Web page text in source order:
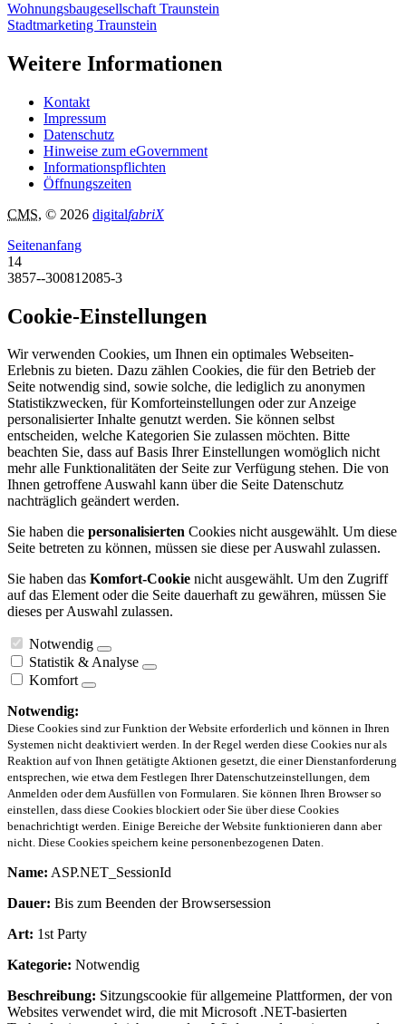
Wohnungsbaugesellschaft Traunstein
Stadtmarketing Traunstein
Weitere Informationen
Kontakt
Impressum
Datenschutz
Hinweise zum eGovernment
Informationspflichten
Öffnungszeiten
CMS, © 2026 digitalfabriX
Seitenanfang
14
3857--300812085-3
Cookie-Einstellungen
Wir verwenden Cookies, um Ihnen ein optimales Webseiten-
Erlebnis zu bieten. Dazu zählen Cookies, die für den Betrieb der
Seite notwendig sind, sowie solche, die lediglich zu anonymen
Statistikzwecken, für Komforteinstellungen oder zur Anzeige
personalisierter Inhalte genutzt werden. Sie können selbst
entscheiden, welche Kategorien Sie zulassen möchten. Bitte
beachten Sie, dass auf Basis Ihrer Einstellungen womöglich nicht
mehr alle Funktionalitäten der Seite zur Verfügung stehen. Die von
Ihnen getroffene Auswahl kann über die Seite Datenschutz
nachträglich geändert werden.
Sie haben die personalisierten Cookies nicht ausgewählt. Um diese
Seite betreten zu können, müssen sie diese per Auswahl zulassen.
Sie haben das Komfort-Cookie nicht ausgewählt. Um den Zugriff
auf das Element oder die Seite dauerhaft zu gewähren, müssen Sie
dieses per Auswahl zulassen.
Notwendig
Statistik & Analyse
Komfort
Notwendig:
Diese Cookies sind zur Funktion der Website erforderlich und können in Ihren
Systemen nicht deaktiviert werden. In der Regel werden diese Cookies nur als
Reaktion auf von Ihnen getätigte Aktionen gesetzt, die einer Dienstanforderung
entsprechen, wie etwa dem Festlegen Ihrer Datenschutzeinstellungen, dem
Anmelden oder dem Ausfüllen von Formularen. Sie können Ihren Browser so
einstellen, dass diese Cookies blockiert oder Sie über diese Cookies
benachrichtigt werden. Einige Bereiche der Website funktionieren dann aber
nicht. Diese Cookies speichern keine personenbezogenen Daten.
Name: ASP.NET_SessionId
Dauer: Bis zum Beenden der Browsersession
Art: 1st Party
Kategorie: Notwendig
Beschreibung: Sitzungscookie für allgemeine Plattformen, der von
Websites verwendet wird, die mit Microsoft .NET-basierten